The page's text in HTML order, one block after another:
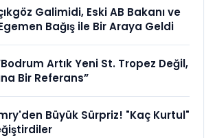
Galimidi, Eski AB Bakanı ve
Bağış ile Bir Araya Geldi
Artık Yeni St. Tropez Değil,
Bir Referans”
Büyük Sürpriz! "Kaç Kurtul"